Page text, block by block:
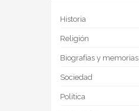
Historia
Religión
Biografías y memorias
Sociedad
Política